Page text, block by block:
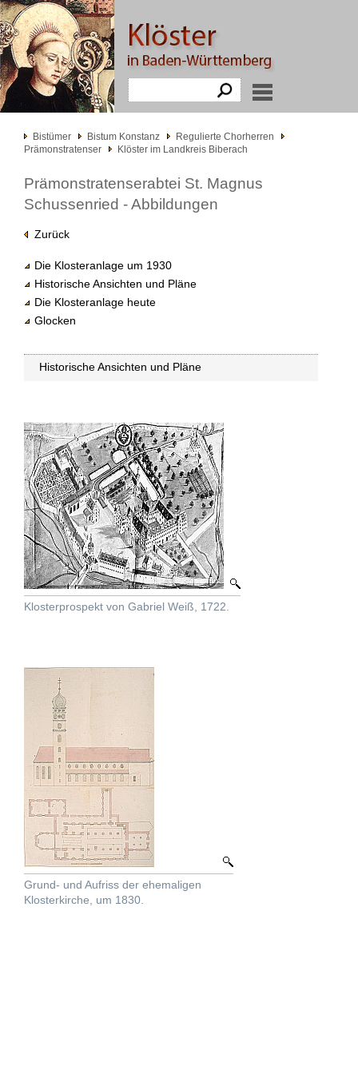
Bistümer Bistum Konstanz
Regulierte Chorherren
Prämonstratenser
Klöster im Landkreis Biberach
Prämonstratenserabtei St. Magnus
Schussenried - Abbildungen
Zurück
Die Klosteranlage um 1930
Historische Ansichten und Pläne
Die Klosteranlage heute
Glocken
Historische Ansichten und Pläne
Klosterprospekt von Gabriel Weiß, 1722.
Grund- und Aufriss der ehemaligen
Klosterkirche, um 1830.